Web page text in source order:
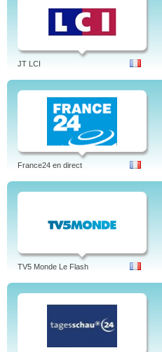
JT LCI
France24 en direct
TV5 Monde Le Flash